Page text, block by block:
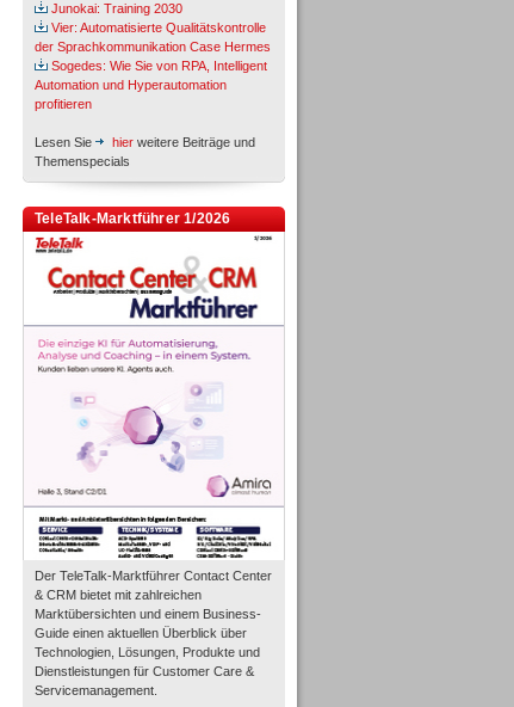
Junokai: Training 2030
Vier: Automatisierte Qualitätskontrolle
der Sprachkommunikation Case Hermes
Sogedes: Wie Sie von RPA, Intelligent
Automation und Hyperautomation
profitieren
Lesen Sie hier weitere Beiträge und
Themenspecials
TeleTalk-Marktführer 1/2026
Der TeleTalk-Marktführer Contact Center
& CRM bietet mit zahlreichen
Marktübersichten und einem Business-
Guide einen aktuellen Überblick über
Technologien, Lösungen, Produkte und
Dienstleistungen für Customer Care &
Servicemanagement.